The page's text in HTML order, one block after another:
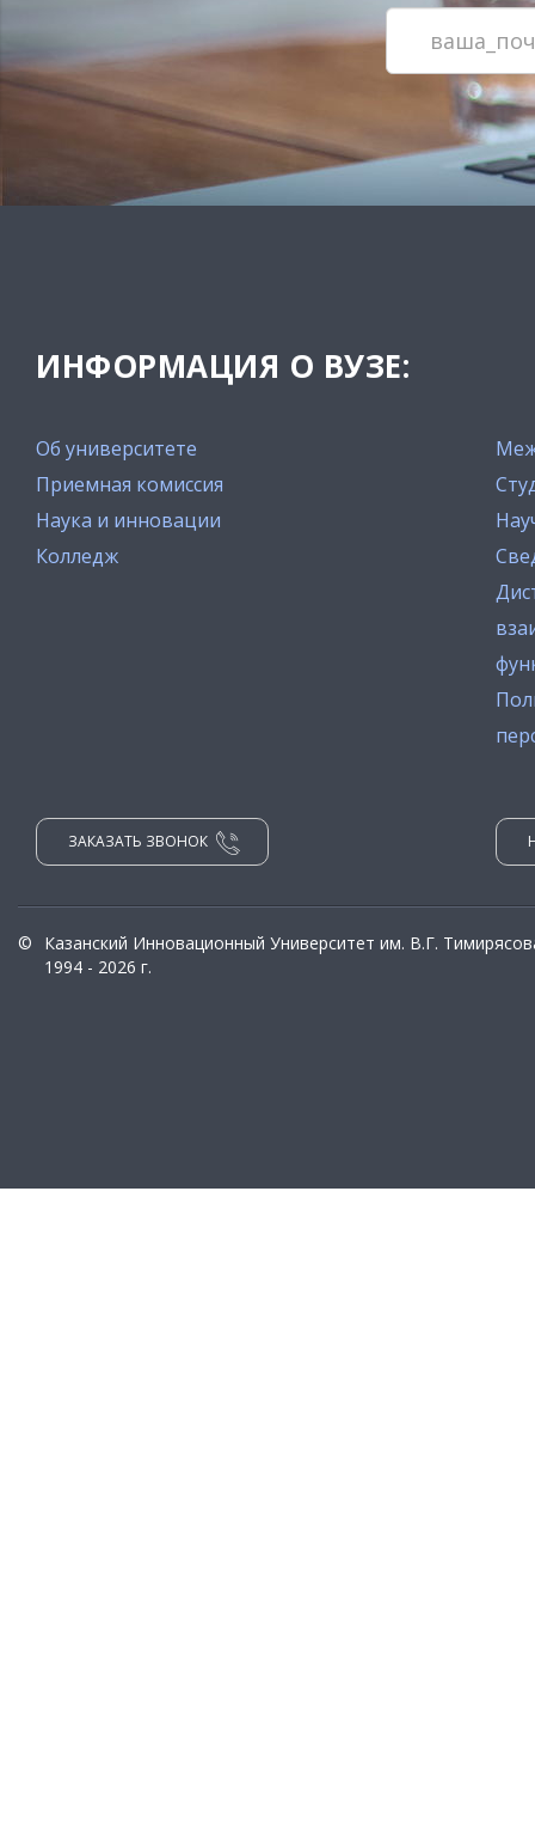
ИНФОРМАЦИЯ О ВУЗЕ:
Об университете
Приемная комиссия
Наука и инновации
Колледж
ЗАКАЗАТЬ ЗВОНОК
©
Казанский Инновационный Университет им. В.Г.
1994 - 2026 г.